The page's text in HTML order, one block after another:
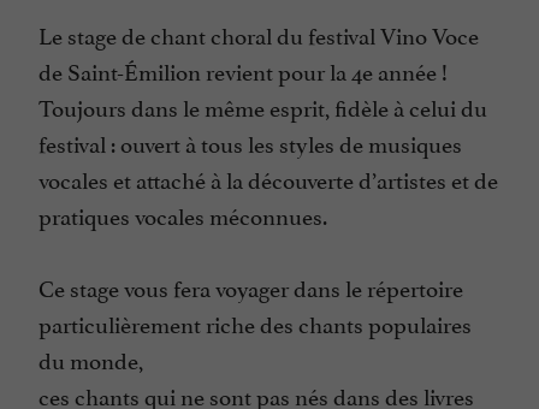
Le stage de chant choral du festival Vino Voce
de Saint-Émilion revient pour la 4e année !
Toujours dans le même esprit, fidèle à celui du
festival : ouvert à tous les styles de musiques
vocales et attaché à la découverte d’artistes et de
pratiques vocales méconnues.
Ce stage vous fera voyager dans le répertoire
particulièrement riche des chants populaires
du monde,
ces chants qui ne sont pas nés dans des livres